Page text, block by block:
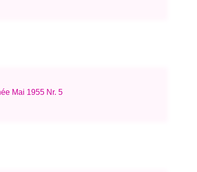
Mai 1955 Nr. 5